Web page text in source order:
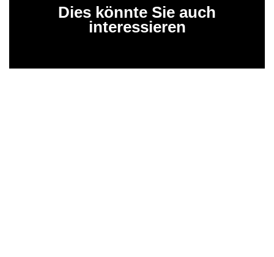
Dies könnte Sie auch
interessieren